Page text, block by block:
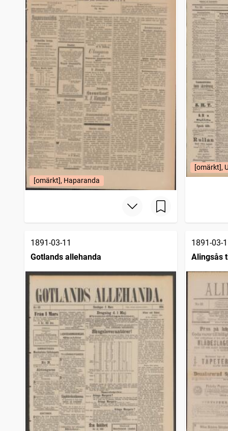
Gotlands allehanda
1
träffar
Hallandsposten
1
träffar
Karlskoga tidning
1
träffar
Ölandsbladet
1
träffar
Börstidningen
1
träffar
Den Svenske arbetaren (Stockholm : 1888)
1
träffar
Hörbyposten centralskåne
1
träffar
Skånska aftonbladet
1
träffar
Strömstads tidning (1866)
träffar
Helsingborgs dagblad
1
träffar
Östersundsposten
1
träffar
Svenska weckobladet
träffar
Falköpings tidning
1
träffar
Tidning för Skaraborgs län
träffar
Grenna tidning
träffar
träffar
träffar
Bergslagernas tidning
träffar
träffar
[omärkt], Haparanda
[omärkt],
1891-03-11
Gotlands allehanda
1891-03-
Alingsås